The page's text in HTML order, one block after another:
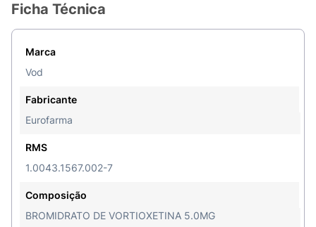
Ficha Técnica
Marca
Vod
Fabricante
Eurofarma
RMS
1.0043.1567.002-7
Composição
BROMIDRATO DE VORTIOXETINA 5.0MG